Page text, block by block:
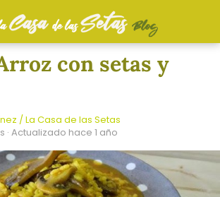
con setas y
/ La Casa de las Setas
· Actualizado hace 1 año